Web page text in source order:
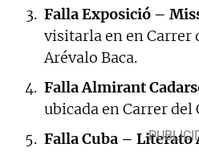
Falla Exposició –
visitarla en en Carrer
Arévalo Baca.
Falla Almirant
ubicada en Carrer del
Falla Cuba – Literato